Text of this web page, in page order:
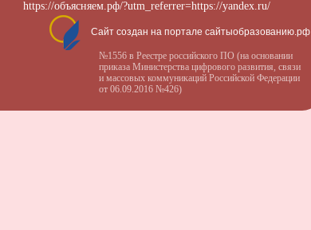
https://объясняем.рф/?utm_referrer=https://yandex.ru/
Сайт создан на портале сайтыобразованию.рф
№1556 в Реестре российского ПО (на основании
приказа Министерства цифрового развития, связи
и массовых коммуникаций Российской Федерации
от 06.09.2016 №426)